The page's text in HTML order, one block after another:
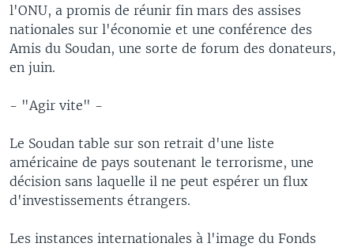
l'ONU, a promis de réunir fin mars des assises
nationales sur l'économie et une conférence des
Amis du Soudan, une sorte de forum des donateurs,
en juin.
- "Agir vite" -
Le Soudan table sur son retrait d'une liste
américaine de pays soutenant le terrorisme, une
décision sans laquelle il ne peut espérer un flux
d'investissements étrangers.
Les instances internationales à l'image du Fonds